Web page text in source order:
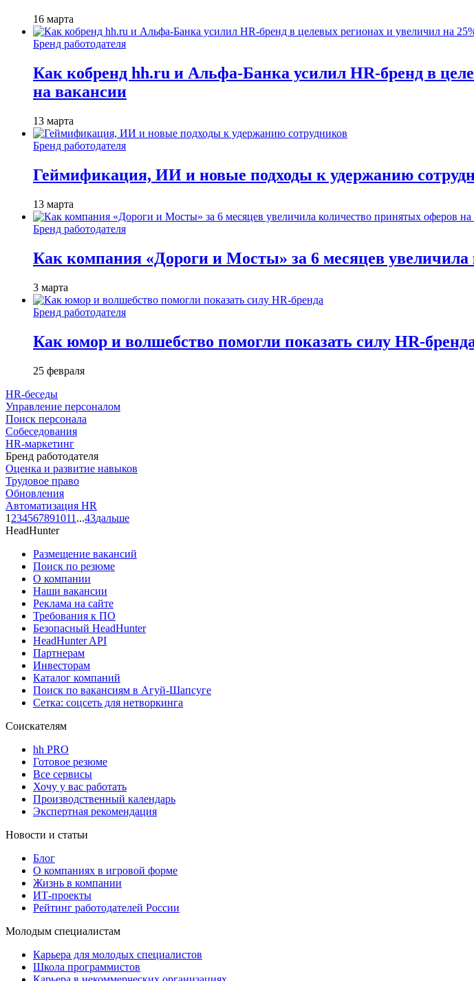
16 марта
Бренд работодателя
Как кобренд hh.ru и Альфа-Банка усилил HR-бренд в
на вакансии
13 марта
Бренд работодателя
Геймификация, ИИ и новые подходы к удержанию
13 марта
Бренд работодателя
Как компания «Дороги и Мосты» за 6 месяцев
3 марта
Бренд работодателя
Как юмор и волшебство помогли показать силу HR-
25 февраля
HR-беседы
Управление персоналом
Поиск персонала
Собеседования
HR-маркетинг
Бренд работодателя
Оценка и развитие навыков
Трудовое право
Обновления
Автоматизация HR
1 234567891011 ...43дальше
HeadHunter
Размещение вакансий
Поиск по резюме
О компании
Наши вакансии
Реклама на сайте
Требования к ПО
Безопасный HeadHunter
HeadHunter API
Партнерам
Инвесторам
Каталог компаний
Поиск по вакансиям в Агуй-Шапсуге
Сетка: соцсеть для нетворкинга
Соискателям
hh PRO
Готовое резюме
Все сервисы
Хочу у вас работать
Производственный календарь
Экспертная рекомендация
Новости и статьи
Блог
О компаниях в игровой форме
Жизнь в компании
ИТ-проекты
Рейтинг работодателей России
Молодым специалистам
Карьера для молодых специалистов
Школа программистов